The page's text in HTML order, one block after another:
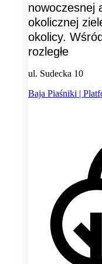
nowoczesnej
okolicznej
okolicy.
rozległe
ul. Sudecka 10
Baja Piaśniki |